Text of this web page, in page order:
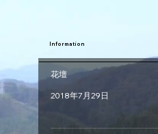
Information
花壇
2018年7月29日